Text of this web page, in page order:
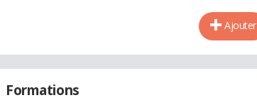
Ajouter
Formations